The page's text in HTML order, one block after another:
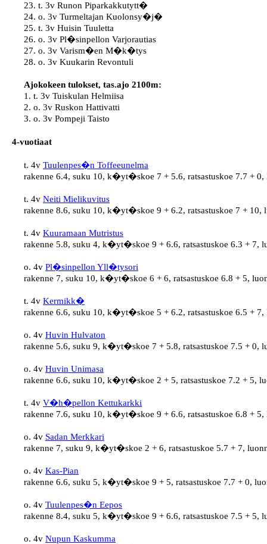
23. t. 3v Runon Piparkakkutytt�
24. o. 3v Turmeltajan Kuolonsy�j�
25. t. 3v Huisin Tuuletta
26. o. 3v Pl�sinpellon Varjorautias
27. o. 3v Varism�en M�k�tys
28. o. 3v Kuukarin Revontuli
Ajokokeen tulokset, tas.ajo 2100m:
1. t. 3v Tuiskulan Helmiisa
2. o. 3v Ruskon Hattivatti
3. o. 3v Pompeji Taisto
4-vuotiaat
t. 4v Tuulenpes�n Toffeeunelma
rakenne 6.4, suku 10, k�yt�skoe 7 + 5.6, ratsastuskoe 7.7 +
t. 4v Neiti Mielikuvitus
rakenne 8.6, suku 10, k�yt�skoe 9 + 6.2, ratsastuskoe 7 + 10,
t. 4v Kuuramaan Mutristus
rakenne 5.8, suku 4, k�yt�skoe 9 + 6.6, ratsastuskoe 6.3 + 7,
o. 4v Pl�sinpellon Yll�tysori
rakenne 7, suku 10, k�yt�skoe 6 + 6, ratsastuskoe 6.8 + 5,
t. 4v Kermikk�
rakenne 6.6, suku 10, k�yt�skoe 5 + 6.2, ratsastuskoe 6.5 +
o. 4v Huvin Hulvaton
rakenne 5.6, suku 9, k�yt�skoe 7 + 5.8, ratsastuskoe 7.5 + 0,
o. 4v Huvin Unimasa
rakenne 6.6, suku 10, k�yt�skoe 2 + 5, ratsastuskoe 7.2 + 5,
t. 4v V�h�pellon Kettukarkki
rakenne 7.6, suku 10, k�yt�skoe 9 + 6.6, ratsastuskoe 6.8 +
o. 4v Sadan Merkkari
rakenne 7, suku 9, k�yt�skoe 2 + 6, ratsastuskoe 5.7 + 7,
o. 4v Kas-Pian
rakenne 6.6, suku 5, k�yt�skoe 9 + 5, ratsastuskoe 7.7 + 0,
o. 4v Tuulenpes�n Eepos
rakenne 8.4, suku 5, k�yt�skoe 9 + 6.6, ratsastuskoe 7.5 + 5,
o. 4v Nupun Kaskumma